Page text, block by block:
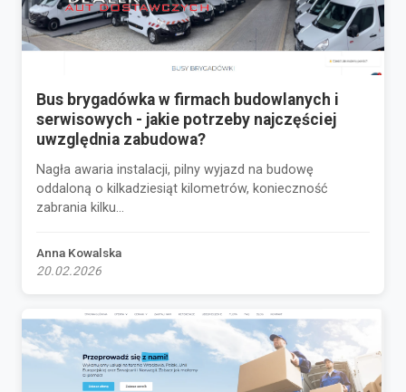
Bus brygadówka w firmach budowlanych i
serwisowych - jakie potrzeby najczęściej
uwzględnia zabudowa?
Nagła awaria instalacji, pilny wyjazd na budowę
oddaloną o kilkadziesiąt kilometrów, konieczność
zabrania kilku...
Anna Kowalska
20.02.2026